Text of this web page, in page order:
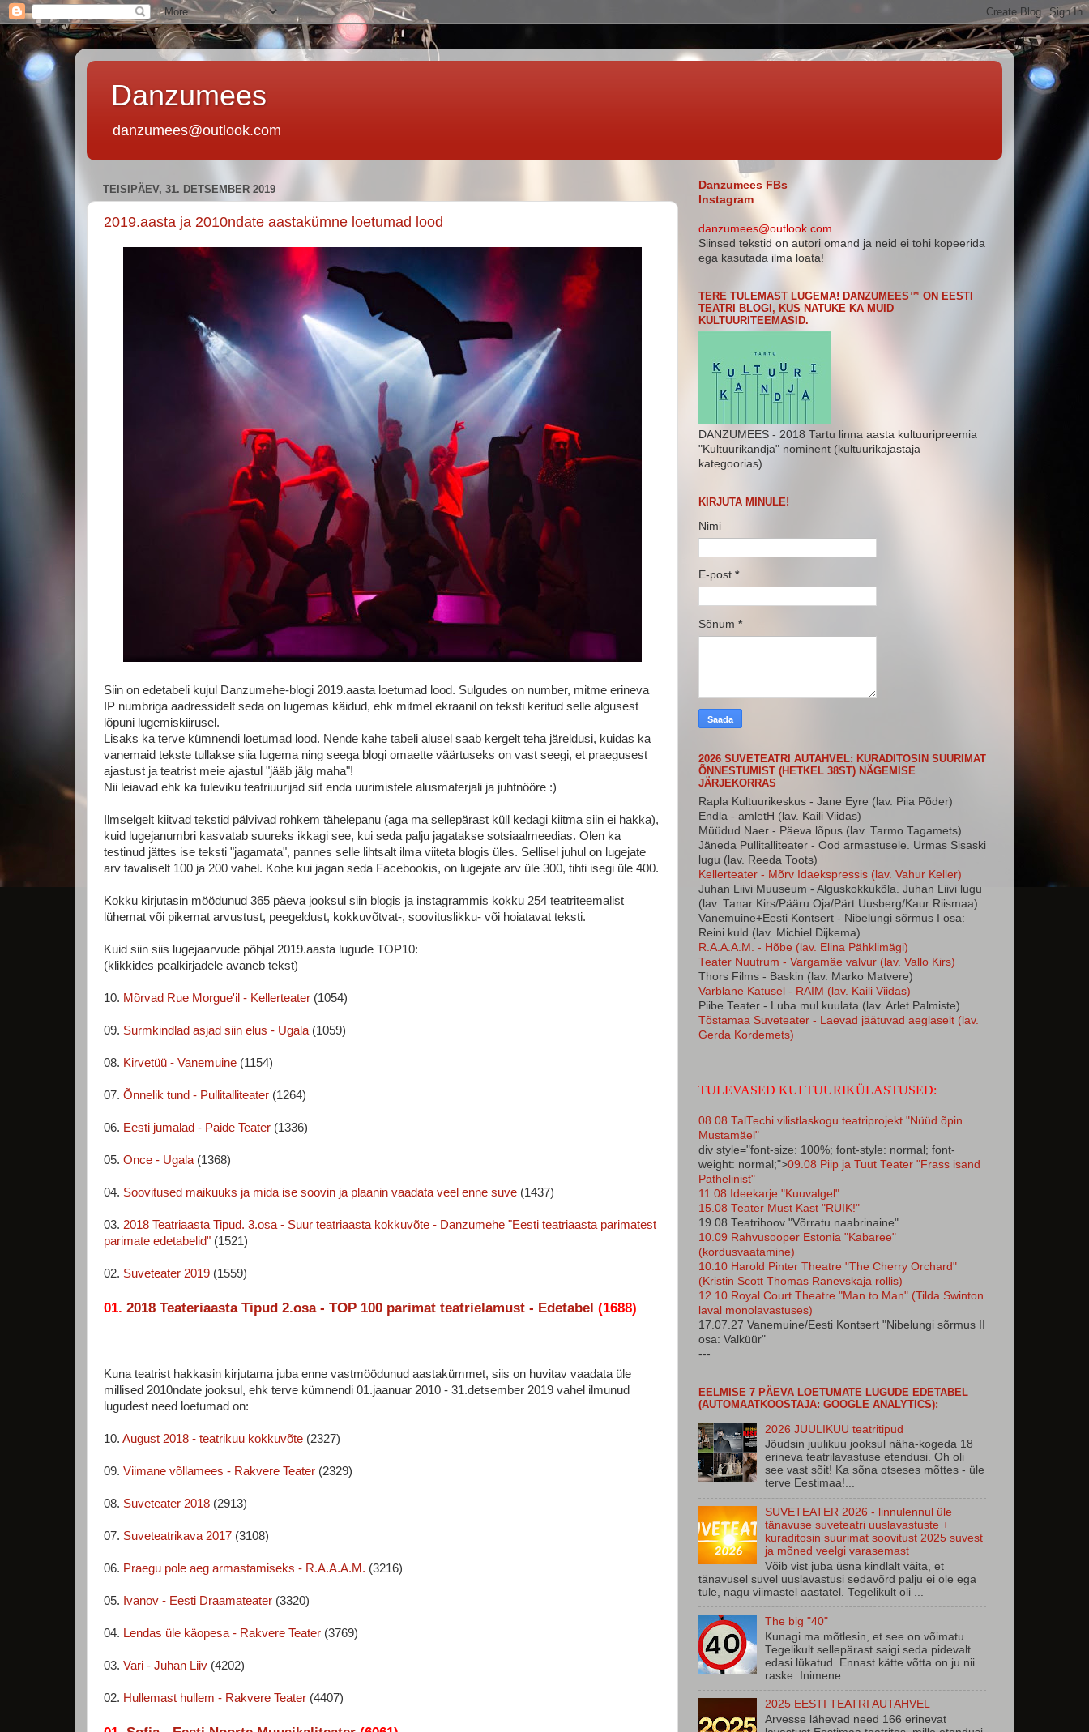
Danzumees
danzumees@outlook.com
TEISIPÄEV, 31. DETSEMBER 2019
2019.aasta ja 2010ndate aastakümne loetumad lood
Siin on edetabeli kujul Danzumehe-blogi 2019.aasta loetumad lood. Sulgudes on number, mitme erineva
IP numbriga aadressidelt seda on lugemas käidud, ehk mitmel ekraanil on teksti keritud selle algusest
lõpuni lugemiskiirusel.
Lisaks ka terve kümnendi loetumad lood. Nende kahe tabeli alusel saab kergelt teha järeldusi, kuidas ka
vanemaid tekste tullakse siia lugema ning seega blogi omaette väärtuseks on vast seegi, et praegusest
ajastust ja teatrist meie ajastul "jääb jälg maha"!
Nii leiavad ehk ka tuleviku teatriuurijad siit enda uurimistele alusmaterjali ja juhtnööre :)
Ilmselgelt kiitvad tekstid pälvivad rohkem tähelepanu (aga ma sellepärast küll kedagi kiitma siin ei hakka),
kuid lugejanumbri kasvatab suureks ikkagi see, kui seda palju jagatakse sotsiaalmeedias. Olen ka
testinud jättes ise teksti "jagamata", pannes selle lihtsalt ilma viiteta blogis üles. Sellisel juhul on lugejate
arv tavaliselt 100 ja 200 vahel. Kohe kui jagan seda Facebookis, on lugejate arv üle 300, tihti isegi üle 400.
Kokku kirjutasin möödunud 365 päeva jooksul siin blogis ja instagrammis kokku 254 teatriteemalist
lühemat või pikemat arvustust, peegeldust, kokkuvõtvat-, soovituslikku- või hoiatavat teksti.
Kuid siin siis lugejaarvude põhjal 2019.aasta lugude TOP10:
(klikkides pealkirjadele avaneb tekst)
10. Mõrvad Rue Morgue'il - Kellerteater (1054)
09. Surmkindlad asjad siin elus - Ugala (1059)
08. Kirvetüü - Vanemuine (1154)
07. Õnnelik tund - Pullitalliteater (1264)
06. Eesti jumalad - Paide Teater (1336)
05. Once - Ugala (1368)
04. Soovitused maikuuks ja mida ise soovin ja plaanin vaadata veel enne suve (1437)
03. 2018 Teatriaasta Tipud. 3.osa - Suur teatriaasta kokkuvõte - Danzumehe "Eesti teatriaasta parimatest
parimate edetabelid" (1521)
02. Suveteater 2019 (1559)
01. 2018 Teateriaasta Tipud 2.osa - TOP 100 parimat teatrielamust - Edetabel (1688)
Kuna teatrist hakkasin kirjutama juba enne vastmöödunud aastakümmet, siis on huvitav vaadata üle
millised 2010ndate jooksul, ehk terve kümnendi 01.jaanuar 2010 - 31.detsember 2019 vahel ilmunud
lugudest need loetumad on:
10. August 2018 - teatrikuu kokkuvõte (2327)
09. Viimane võllamees - Rakvere Teater (2329)
08. Suveteater 2018 (2913)
07. Suveteatrikava 2017 (3108)
06. Praegu pole aeg armastamiseks - R.A.A.A.M. (3216)
05. Ivanov - Eesti Draamateater (3320)
04. Lendas üle käopesa - Rakvere Teater (3769)
03. Vari - Juhan Liiv (4202)
02. Hullemast hullem - Rakvere Teater (4407)
Danzumees FBs
Instagram
danzumees@outlook.com
Siinsed tekstid on autori omand ja neid ei tohi kopeerida
ega kasutada ilma loata!
TERE TULEMAST LUGEMA! DANZUMEES™ ON EESTI
TEATRI BLOGI, KUS NATUKE KA MUID
KULTUURITEEMASID.
DANZUMEES - 2018 Tartu linna aasta kultuuripreemia
"Kultuurikandja" nominent (kultuurikajastaja
kategoorias)
KIRJUTA MINULE!
Nimi
E-post *
Sõnum *
2026 SUVETEATRI AUTAHVEL: KURADITOSIN SUURIMAT
ÕNNESTUMIST (HETKEL 38ST) NÄGEMISE
JÄRJEKORRAS
Rapla Kultuurikeskus - Jane Eyre (lav. Piia Põder)
Endla - amletH (lav. Kaili Viidas)
Müüdud Naer - Päeva lõpus (lav. Tarmo Tagamets)
Jäneda Pullitalliteater - Ood armastusele. Urmas Sisaski
lugu (lav. Reeda Toots)
Kellerteater - Mõrv Idaekspressis (lav. Vahur Keller)
Juhan Liivi Muuseum - Alguskokkukõla. Juhan Liivi lugu
(lav. Tanar Kirs/Pääru Oja/Pärt Uusberg/Kaur Riismaa)
Vanemuine+Eesti Kontsert - Nibelungi sõrmus I osa:
Reini kuld (lav. Michiel Dijkema)
R.A.A.A.M. - Hõbe (lav. Elina Pähklimägi)
Teater Nuutrum - Vargamäe valvur (lav. Vallo Kirs)
Thors Films - Baskin (lav. Marko Matvere)
Varblane Katusel - RAIM (lav. Kaili Viidas)
Piibe Teater - Luba mul kuulata (lav. Arlet Palmiste)
Tõstamaa Suveteater - Laevad jäätuvad aeglaselt (lav.
Gerda Kordemets)
TULEVASED KULTUURIKÜLASTUSED:
08.08 TalTechi vilistlaskogu teatriprojekt "Nüüd õpin
Mustamäel"
div style="font-size: 100%; font-style: normal; font-
weight: normal;">09.08 Piip ja Tuut Teater "Frass isand
Pathelinist"
11.08 Ideekarje "Kuuvalgel"
15.08 Teater Must Kast "RUIK!"
19.08 Teatrihoov "Võrratu naabrinaine"
10.09 Rahvusooper Estonia "Kabaree"
(kordusvaatamine)
10.10 Harold Pinter Theatre "The Cherry Orchard"
(Kristin Scott Thomas Ranevskaja rollis)
12.10 Royal Court Theatre "Man to Man" (Tilda Swinton
laval monolavastuses)
17.07.27 Vanemuine/Eesti Kontsert "Nibelungi sõrmus II
osa: Valküür"
---
EELMISE 7 PÄEVA LOETUMATE LUGUDE EDETABEL
(AUTOMAATKOOSTAJA: GOOGLE ANALYTICS):
2026 JUULIKUU teatritipud
Jõudsin juulikuu jooksul näha-kogeda 18
erineva teatrilavastuse etendusi. Oh oli
see vast sõit! Ka sõna otseses mõttes - üle
terve Eestimaa!...
SUVETEATER 2026 - linnulennul üle
tänavuse suveteatri uuslavastuste +
kuraditosin suurimat soovitust 2025 suvest
ja mõned veelgi varasemast
Võib vist juba üsna kindlalt väita, et
tänavusel suvel uuslavastusi sedavõrd palju ei ole ega
tule, nagu viimastel aastatel. Tegelikult oli ...
The big "40"
Kunagi ma mõtlesin, et see on võimatu.
Tegelikult sellepärast saigi seda pidevalt
edasi lükatud. Ennast kätte võtta on ju nii
raske. Inimene...
2025 EESTI TEATRI AUTAHVEL
Arvesse lähevad need 166 erinevat